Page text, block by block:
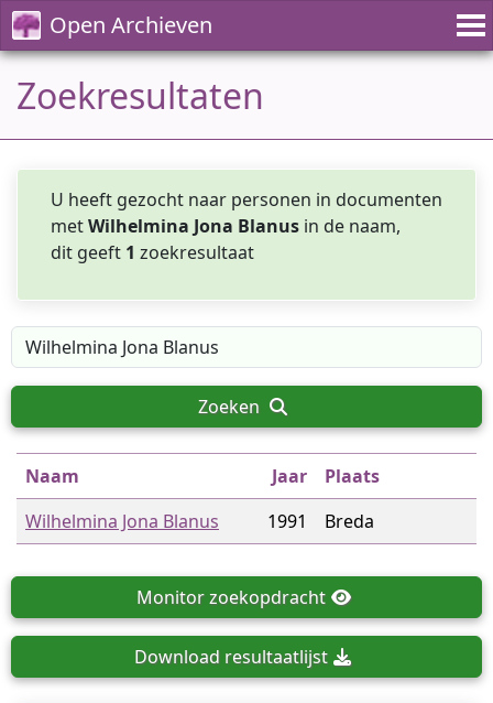
Open Archieven
Zoekresultaten
U heeft gezocht naar personen in documenten
metWilhelmina Jona Blanus in de naam,
dit geeft 1 zoekresultaat
Zoeken
Naam Jaar
Plaats
Wilhelmina Jona Blanus
1991 Breda
Monitorzoekopdracht
Download resultaatlijst